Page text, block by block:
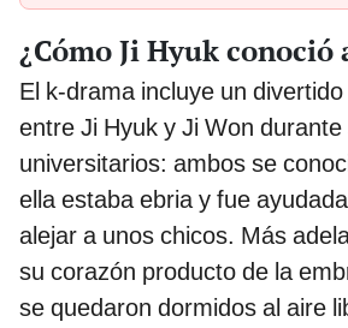
¿Cómo Ji Hyuk conoció
El k-drama incluye un
entre Ji Hyuk y Ji Won
universitarios: ambos se
ella estaba ebria y fue
alejar a unos chicos. Más
su corazón producto de la
se quedaron dormidos al aire